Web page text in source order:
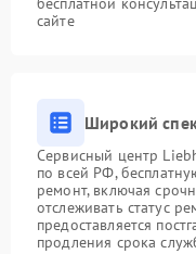
сайте
Широкий
Сервисный центр
по всей РФ,
ремонт, включая
отслеживать статус
предоставляется
продления срока